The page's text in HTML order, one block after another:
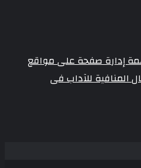
إدارة صفحة على مواقع
المنافية للآداب فى